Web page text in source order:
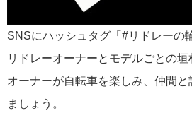
SNSにハッシュタグ「 #リドレーの
リドレーオーナーとモデルごとの
オーナーが自転車を楽しみ、仲間
ましょう。